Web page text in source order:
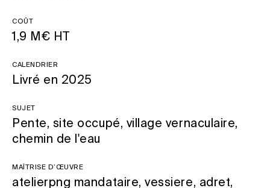
Coût
1,9 M€ HT
Calendrier
Livré en 2025
Sujet
Pente, site occupé, village vernaculaire,
chemin de l'eau
Maîtrise d’œuvre
atelierpng mandataire, vessiere, adret,